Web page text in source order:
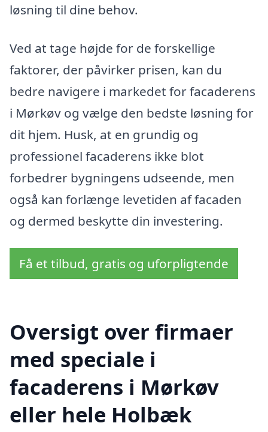
løsning til dine behov.
Ved at tage højde for de forskellige
faktorer, der påvirker prisen, kan du
bedre navigere i markedet for facaderens
i Mørkøv og vælge den bedste løsning for
dit hjem. Husk, at en grundig og
professionel facaderens ikke blot
forbedrer bygningens udseende, men
også kan forlænge levetiden af facaden
og dermed beskytte din investering.
Få et tilbud, gratis og uforpligtende
Oversigt over firmaer
med speciale i
facaderens i Mørkøv
eller hele Holbæk